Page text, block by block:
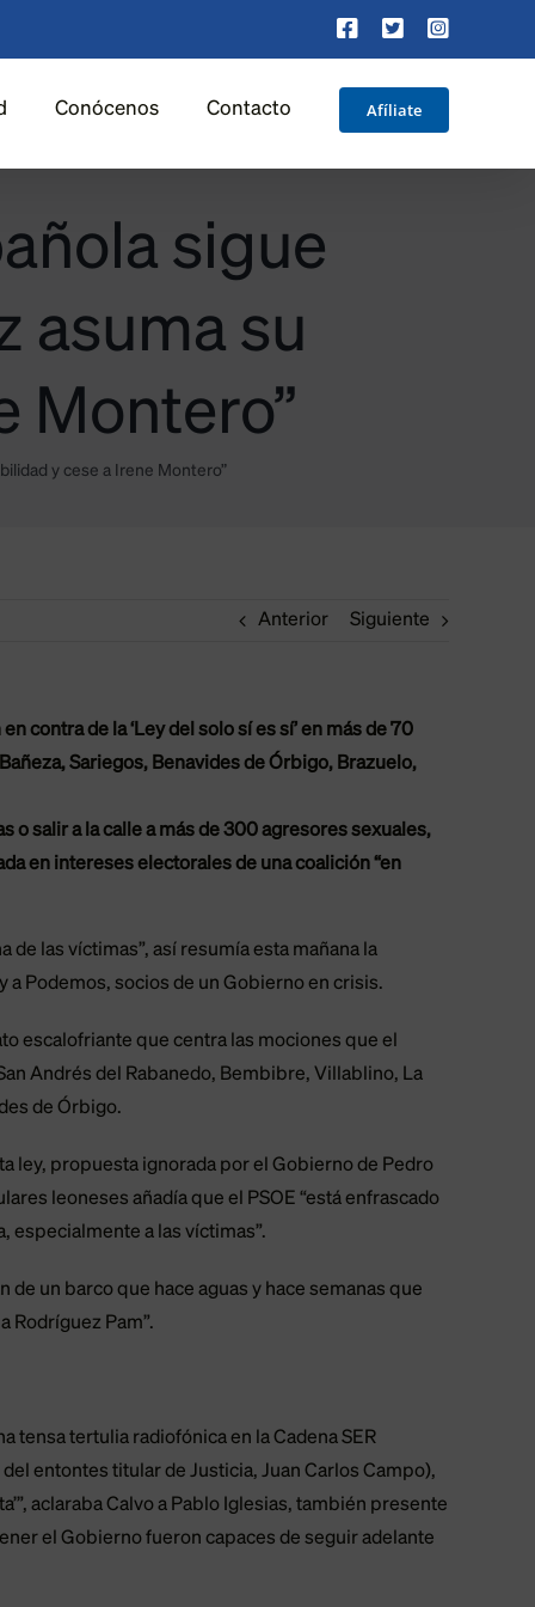
Facebook
X
Conócenos Contacto Afíliate
sigue
asuma su
Montero”
y cese a Irene Montero”
Anterior Siguiente
contra de la ‘Ley del solo sí es sí’ en más de 70
Sariegos, Benavides de Órbigo, Brazuelo,
o salir a la calle a más de 300 agresores sexuales,
en intereses electorales de una coalición “en
de las víctimas”, así resumía esta mañana la
a Podemos, socios de un Gobierno en crisis.
escalofriante que centra las mociones que el
Andrés del Rabanedo, Bembibre, Villablino, La
de Órbigo.
ley, propuesta ignorada por el Gobierno de Pedro
leoneses añadía que el PSOE “está enfrascado
especialmente a las víctimas”.
un barco que hace aguas y hace semanas que
Rodríguez Pam”.
tensa tertulia radiofónica en la Cadena SER
entontes titular de Justicia, Juan Carlos Campo),
aclaraba Calvo a Pablo Iglesias, también presente
el Gobierno fueron capaces de seguir adelante